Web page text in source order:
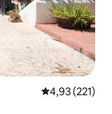
4,93 av 5 i
4,93 (221)